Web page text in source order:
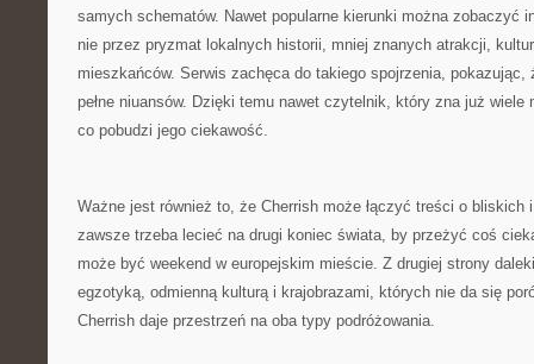
samych schematów. Nawet popularne kierunki można zobaczyć
nie przez pryzmat lokalnych historii, mniej znanych atrakcji,
mieszkańców. Serwis zachęca do takiego spojrzenia, pokazując,
pełne niuansów. Dzięki temu nawet czytelnik, który zna już
co pobudzi jego ciekawość.
Ważne jest również to, że Cherrish może łączyć treści o bliskich
zawsze trzeba lecieć na drugi koniec świata, by przeżyć coś
może być weekend w europejskim mieście. Z drugiej strony
egzotyką, odmienną kulturą i krajobrazami, których nie da się
Cherrish daje przestrzeń na oba typy podróżowania.